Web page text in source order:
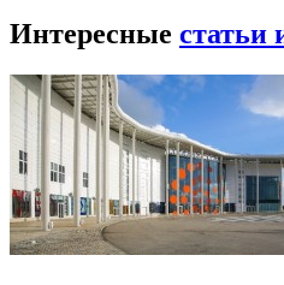
Интересные статьи